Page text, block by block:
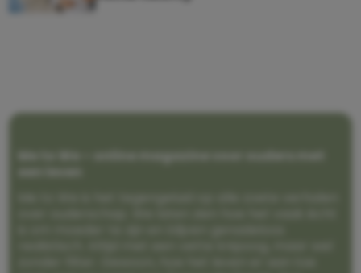
Me to We – online magazine voor ouders met